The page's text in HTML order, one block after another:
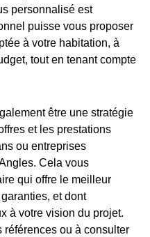
personnalisé est
puisse vous proposer
à votre habitation, à
tout en tenant compte
être une stratégie
et les prestations
ou entreprises
Cela vous
qui offre le meilleur
et dont
à votre vision du projet.
références ou à consulter